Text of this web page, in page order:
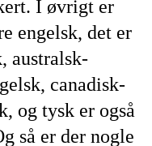
I øvrigt er
engelsk, det er
australsk-
canadisk-
og tysk er også
så er der nogle